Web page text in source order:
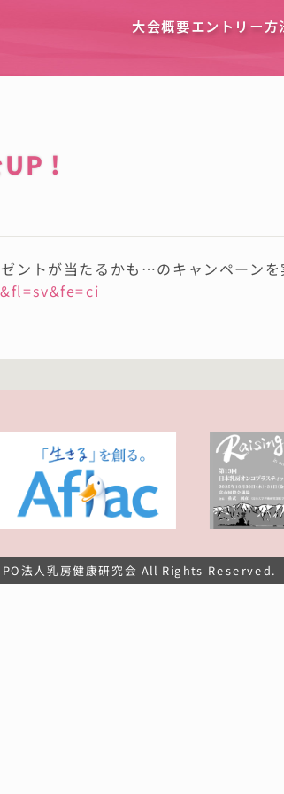
大会概要エントリー方
!
ントが当たるかも⋯のキャンペーン
法人乳房健康研究会 All Rights